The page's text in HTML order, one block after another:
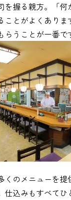
周遊旅
報（音楽・展示会
報
ム・プロオーケス
クション
クション
索（予約）
お知らせ
を握る親方。「何
ことがよくありま
うことが一番で
くのメニューを提
仕込みもすべてひ